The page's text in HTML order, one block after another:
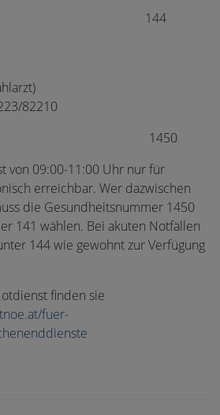
Kreuz 144
1450
von 09:00-11:00 Uhr nur für
erreichbar. Wer dazwischen
die Gesundheitsnummer 1450
141 wählen. Bei akuten Notfällen
144 wie gewohnt zur Verfügung
finden sie
fuer-